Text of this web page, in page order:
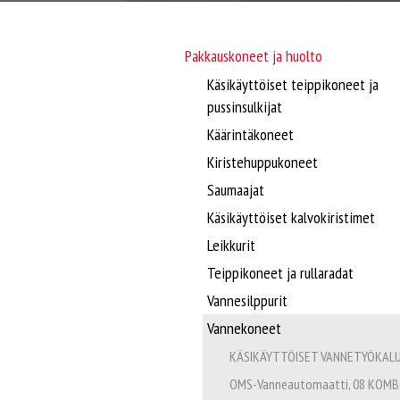
Pakkauskoneet ja huolto
Käsikäyttöiset teippikoneet ja
pussinsulkijat
Käärintäkoneet
Kiristehuppukoneet
Saumaajat
Käsikäyttöiset kalvokiristimet
Leikkurit
Teippikoneet ja rullaradat
Vannesilppurit
Vannekoneet
KÄSIKÄYTTÖISET
OMS-Vanneautomaatti, 08